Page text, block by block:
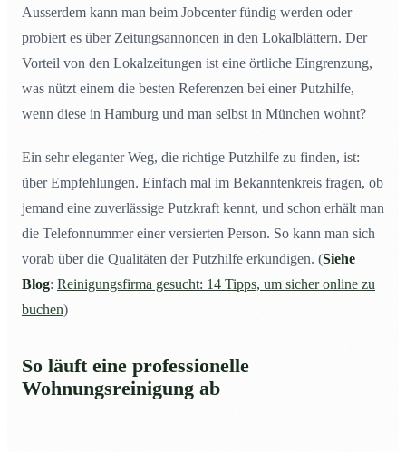
Ausserdem kann man beim Jobcenter fündig werden oder
probiert es über Zeitungsannoncen in den Lokalblättern. Der
Vorteil von den Lokalzeitungen ist eine örtliche Eingrenzung,
was nützt einem die besten Referenzen bei einer Putzhilfe,
wenn diese in Hamburg und man selbst in München wohnt?
Ein sehr eleganter Weg, die richtige Putzhilfe zu finden, ist:
über Empfehlungen. Einfach mal im Bekanntenkreis fragen, ob
jemand eine zuverlässige Putzkraft kennt, und schon erhält man
die Telefonnummer einer versierten Person. So kann man sich
vorab über die Qualitäten der Putzhilfe erkundigen. (Siehe
Blog: Reinigungsfirma gesucht: 14 Tipps, um sicher online zu
buchen)
So läuft eine professionelle
Wohnungsreinigung ab